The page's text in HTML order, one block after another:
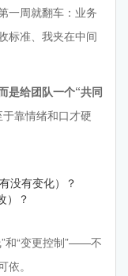
一周就翻车：业务
标准、我夹在中间
是给团队一个“共同
靠情绪和口才硬
没有变化）？
）？
和“变更控制”——不
。